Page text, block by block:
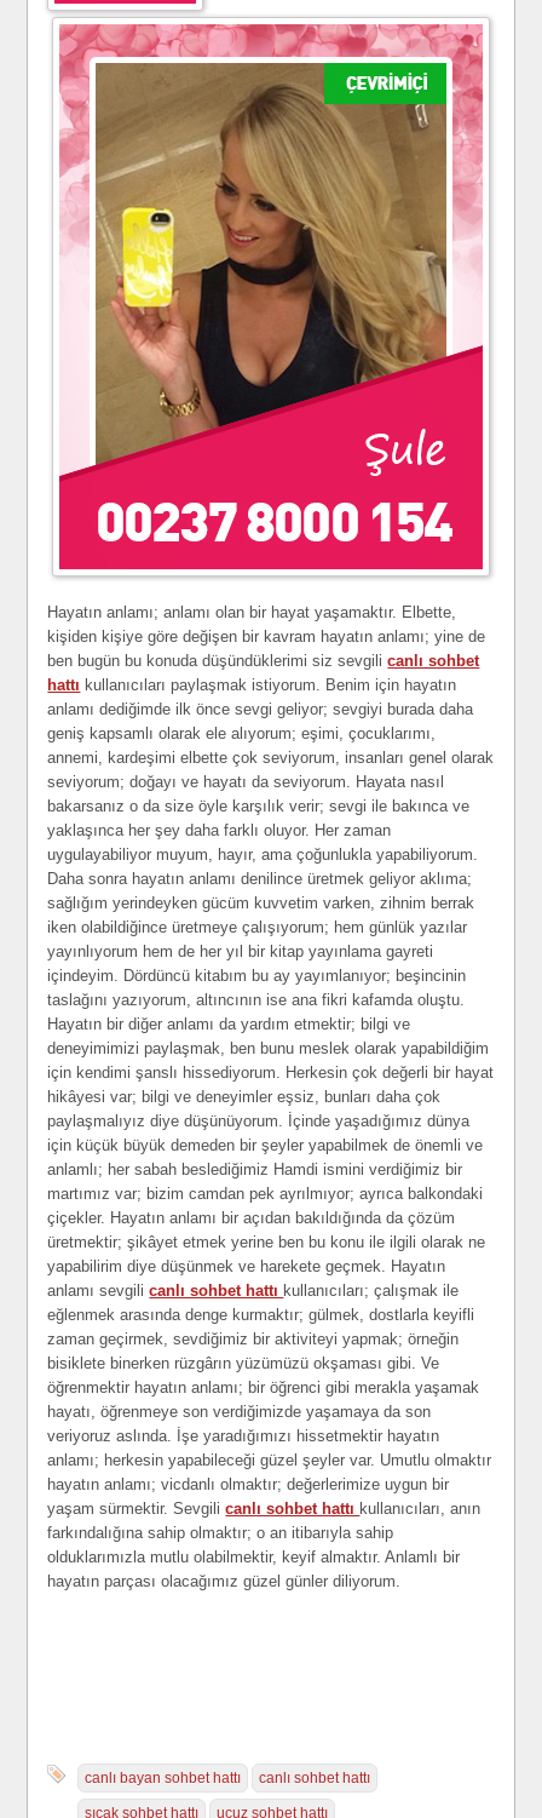
Hayatın anlamı; anlamı olan bir hayat yaşamaktır. Elbette,
kişiden kişiye göre değişen bir kavram hayatın anlamı; yine de
ben bugün bu konuda düşündüklerimi siz sevgilicanlı sohbet
hattı kullanıcıları paylaşmak istiyorum. Benim için hayatın
anlamı dediğimde ilk önce sevgi geliyor; sevgiyi burada daha
geniş kapsamlı olarak ele alıyorum; eşimi, çocuklarımı,
annemi, kardeşimi elbette çok seviyorum, insanları genel olarak
seviyorum; doğayı ve hayatı da seviyorum. Hayata nasıl
bakarsanız o da size öyle karşılık verir; sevgi ile bakınca ve
yaklaşınca her şey daha farklı oluyor. Her zaman
uygulayabiliyor muyum, hayır, ama çoğunlukla yapabiliyorum.
Daha sonra hayatın anlamı denilince üretmek geliyor aklıma;
sağlığım yerindeyken gücüm kuvvetim varken, zihnim berrak
iken olabildiğince üretmeye çalışıyorum; hem günlük yazılar
yayınlıyorum hem de her yıl bir kitap yayınlama gayreti
içindeyim. Dördüncü kitabım bu ay yayımlanıyor; beşincinin
taslağını yazıyorum, altıncının ise ana fikri kafamda oluştu.
Hayatın bir diğer anlamı da yardım etmektir; bilgi ve
deneyimimizi paylaşmak, ben bunu meslek olarak yapabildiğim
için kendimi şanslı hissediyorum. Herkesin çok değerli bir hayat
hikâyesi var; bilgi ve deneyimler eşsiz, bunları daha çok
paylaşmalıyız diye düşünüyorum. İçinde yaşadığımız dünya
için küçük büyük demeden bir şeyler yapabilmek de önemli ve
anlamlı; her sabah beslediğimiz Hamdi ismini verdiğimiz bir
martımız var; bizim camdan pek ayrılmıyor; ayrıca balkondaki
çiçekler. Hayatın anlamı bir açıdan bakıldığında da çözüm
üretmektir; şikâyet etmek yerine ben bu konu ile ilgili olarak ne
yapabilirim diye düşünmek ve harekete geçmek. Hayatın
anlamı sevgilicanlı sohbet hattı kullanıcıları; çalışmak ile
eğlenmek arasında denge kurmaktır; gülmek, dostlarla keyifli
zaman geçirmek, sevdiğimiz bir aktiviteyi yapmak; örneğin
bisiklete binerken rüzgârın yüzümüzü okşaması gibi. Ve
öğrenmektir hayatın anlamı; bir öğrenci gibi merakla yaşamak
hayatı, öğrenmeye son verdiğimizde yaşamaya da son
veriyoruz aslında. İşe yaradığımızı hissetmektir hayatın
anlamı; herkesin yapabileceği güzel şeyler var. Umutlu olmaktır
hayatın anlamı; vicdanlı olmaktır; değerlerimize uygun bir
yaşam sürmektir. Sevgilicanlı sohbet hattı kullanıcıları, anın
farkındalığına sahip olmaktır; o an itibarıyla sahip
olduklarımızla mutlu olabilmektir, keyif almaktır. Anlamlı bir
hayatın parçası olacağımız güzel günler diliyorum.
canlı bayan sohbet hattı canlı sohbet hattı
sıcak sohbet hattı ucuz sohbet hattı